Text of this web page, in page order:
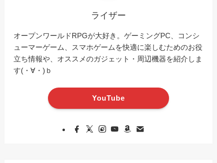
ライザー
オープンワールドRPGが大好き。ゲーミングPC、コンシ
ューマーゲーム、スマホゲームを快適に楽しむためのお役
立ち情報や、オススメのガジェット・周辺機器を紹介しま
す(・∀・)ｂ
YouTube